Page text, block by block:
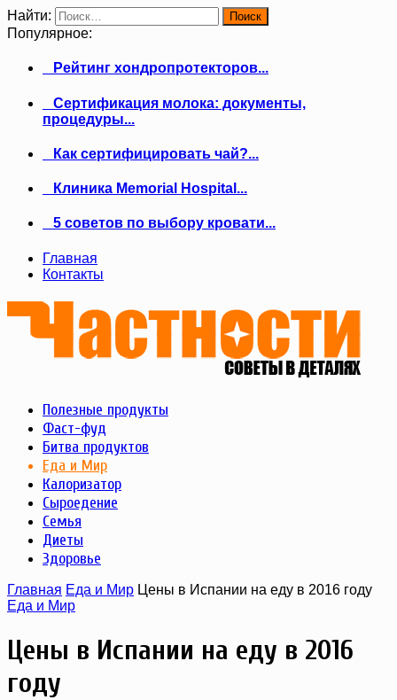
Найти:
Популярное:
Рейтинг хондропротекторов...
Сертификация молока: документы,
процедуры...
Как сертифицировать чай?...
Клиника Memorial Hospital...
5 советов по выбору кровати...
Главная
Контакты
Полезные продукты
Фаст-фуд
Битва продуктов
Еда и Мир
Калоризатор
Сыроедение
Семья
Диеты
Здоровье
Главная Еда и Мир Цены в Испании на еду в 2016 году
Еда и Мир
Цены в Испании на еду в 2016
году